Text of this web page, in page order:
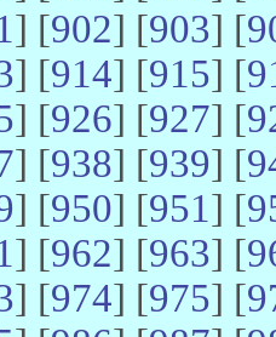
] [902] [903] [
] [914] [915] [
] [926] [927] [
] [938] [939] [
] [950] [951] [
] [962] [963] [
] [974] [975] [